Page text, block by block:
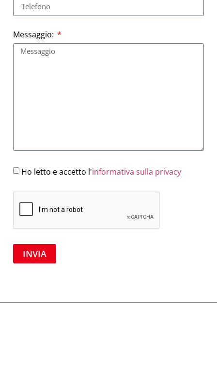
Messaggio:
Ho letto e accetto l'informativa sulla privacy
INVIA